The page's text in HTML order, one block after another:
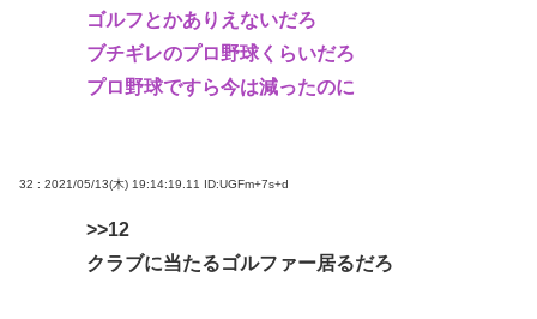
ゴルフとかありえないだろ
ブチギレのプロ野球くらいだろ
プロ野球ですら今は減ったのに
32 : 2021/05/13(木) 19:14:19.11 ID:UGFm+7s+d
>>12
クラブに当たるゴルファー居るだろ